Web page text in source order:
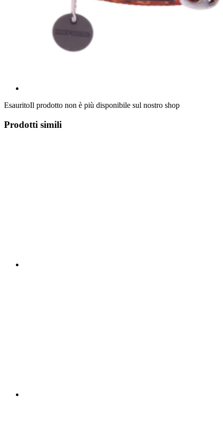
EsauritoIl prodotto non è più disponibile sul nostro shop
Prodotti simili